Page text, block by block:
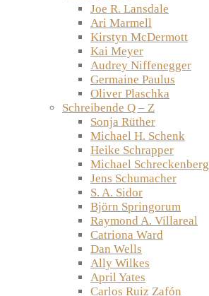
Joe R. Lansdale
Ari Marmell
Kirstyn McDermott
Kai Meyer
Audrey Niffenegger
Germaine Paulus
Oliver Plaschka
Schreibende Q – Z
Sonja Rüther
Michael H. Schenk
Heike Schrapper
Michael Schreckenberg
Jens Schumacher
S. A. Sidor
Björn Springorum
Raymond A. Villareal
Catriona Ward
Dan Wells
Ally Wilkes
April Yates
Carlos Ruiz Zafón